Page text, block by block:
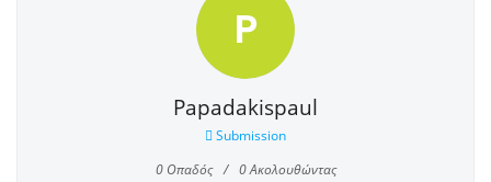
P
Papadakispaul
Submission
0Οπαδός 0Ακολουθώντας